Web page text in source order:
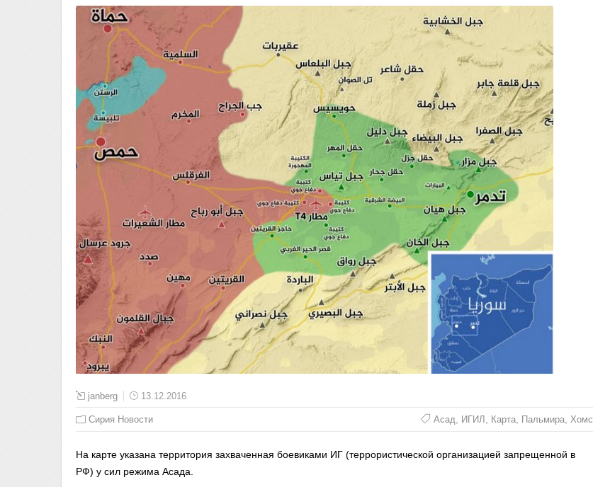
janberg 13.12.2016
Сирия Новости Асад ИГИЛ Карта, Пальмира, Хомс
На карте указана территория захваченная боевиками ИГ (террористической организацией запрещенной в
РФ) у сил режима Асада.